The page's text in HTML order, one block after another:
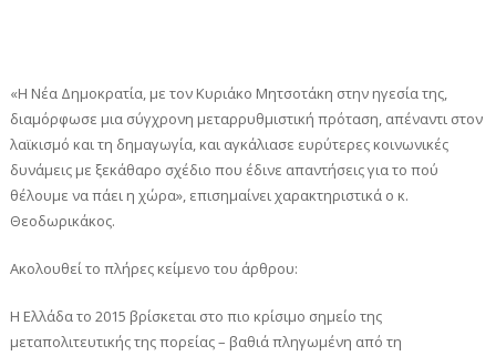
«Η Νέα Δημοκρατία, με τον Κυριάκο Μητσοτάκη στην ηγεσία της,
διαμόρφωσε μια σύγχρονη μεταρρυθμιστική πρόταση, απέναντι στον
λαϊκισμό και τη δημαγωγία, και αγκάλιασε ευρύτερες κοινωνικές
δυνάμεις με ξεκάθαρο σχέδιο που έδινε απαντήσεις για το πού
θέλουμε να πάει η χώρα», επισημαίνει χαρακτηριστικά ο κ.
Θεοδωρικάκος.
Ακολουθεί το πλήρες κείμενο του άρθρου:
Η Ελλάδα τo 2015 βρίσκεται στο πιο κρίσιμο σημείο της
μεταπολιτευτικής της πορείας – βαθιά πληγωμένη από τη